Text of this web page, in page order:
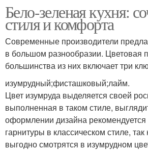
Бело-зеленая кухня:
стиля и комфорта
Современные производители
в большом разнообразии. Цветовая
большинства из них включает три
изумрудный;фисташковый;лайм.
Цвет изумруда выделяется своей
выполненная в таком стиле,
оформлении дизайна
гарнитуры в классическом стиле,
выгодно смотрятся в изумрудном